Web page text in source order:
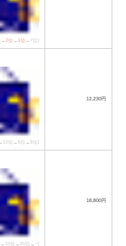
→2位 →1位 →7位]
位→6位→8位]
12,230円
位→20位→−]
18,800円